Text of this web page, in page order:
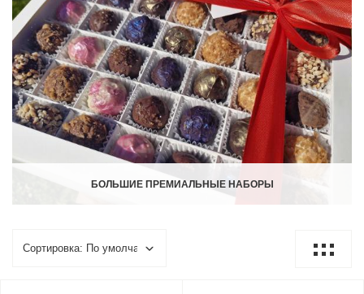
БОЛЬШИЕ ПРЕМИАЛЬНЫЕ НАБОРЫ